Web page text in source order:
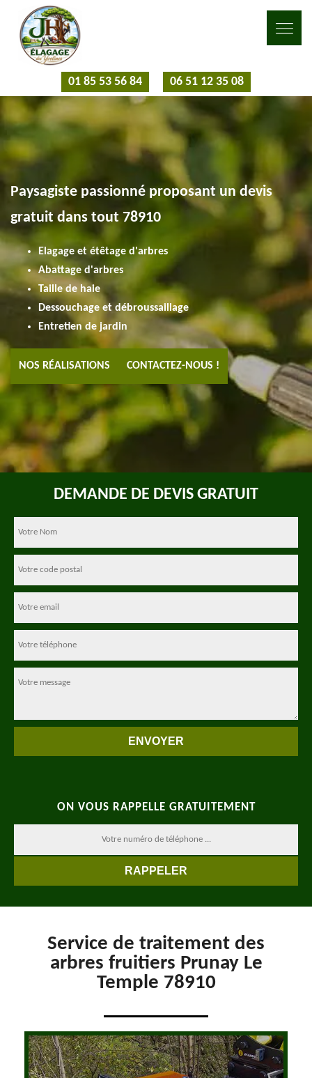
01 85 53 56 84 06 51 12 35 08
Paysagiste passionné proposant un devis
gratuit dans tout 78910
Elagage et étêtage d'arbres
Abattage d'arbres
Taille de haie
Dessouchage et débroussaillage
Entretien de jardin
NOS RÉALISATIONS CONTACTEZ-NOUS !
DEMANDE DE DEVIS GRATUIT
ON VOUS RAPPELLE GRATUITEMENT
Service de traitement des
arbres fruitiers Prunay Le
Temple 78910